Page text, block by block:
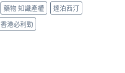
藥物 知識產權
達泊西汀
香港必利勁